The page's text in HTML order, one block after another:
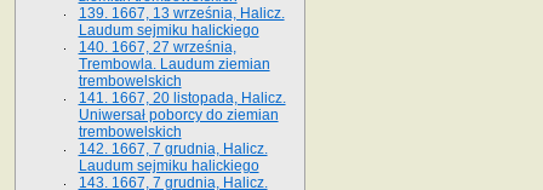
139. 1667, 13 września, Halicz.
Laudum sejmiku halickiego
140. 1667, 27 września,
Trembowla. Laudum ziemian
trembowelskich
141. 1667, 20 listopada, Halicz.
Uniwersał poborcy do ziemian
trembowelskich
142. 1667, 7 grudnia, Halicz.
Laudum sejmiku halickiego
143. 1667, 7 grudnia, Halicz.